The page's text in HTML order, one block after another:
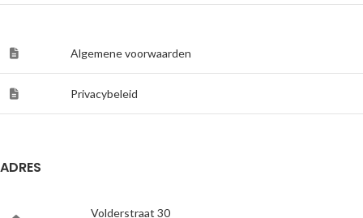
Algemene voorwaarden
Privacybeleid
ADRES
Volderstraat 30